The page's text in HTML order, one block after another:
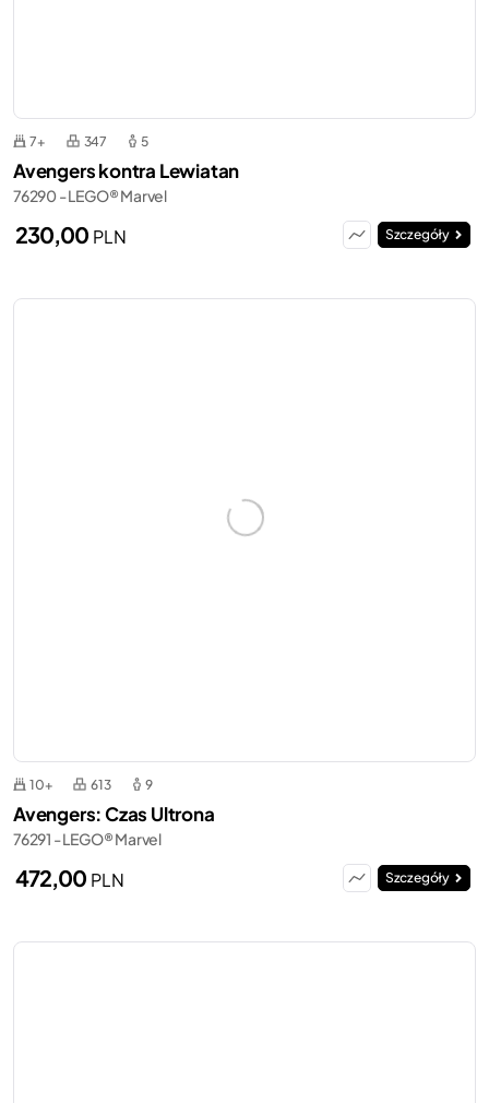
7+ 347 5
Avengers kontra Lewiatan
76290 - LEGO® Marvel
230,00 PLN Szczegóły
10+ 613 9
Avengers: Czas Ultrona
76291 - LEGO® Marvel
472,00 PLN Szczegóły